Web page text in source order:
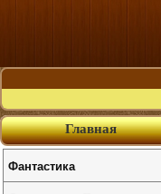
Главная
Фантастика